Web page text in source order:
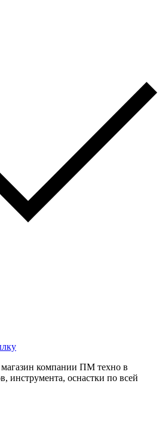
компании ПМ техно в
инструмента, оснастки по всей